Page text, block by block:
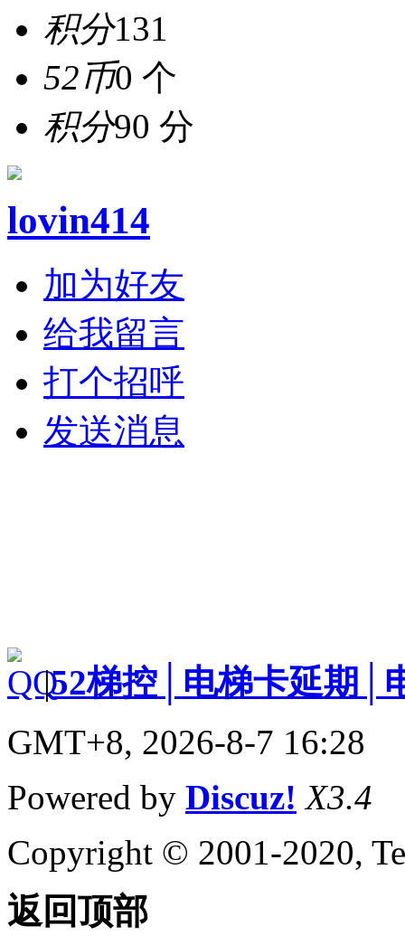
积分131
52币0 个
积分90 分
lovin414
加为好友
给我留言
打个招呼
发送消息
|52梯控│电梯卡延期│
GMT+8, 2026-8-7 16:28
Powered by Discuz! X3.4
Copyright © 2001-2020,
返回顶部